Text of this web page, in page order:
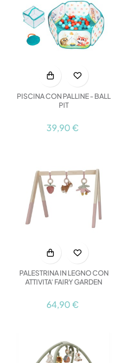
PISCINA CON PALLINE - BALL
PIT
39,90 €
PALESTRINA IN LEGNO CON
ATTIVITA' FAIRY GARDEN
64,90 €